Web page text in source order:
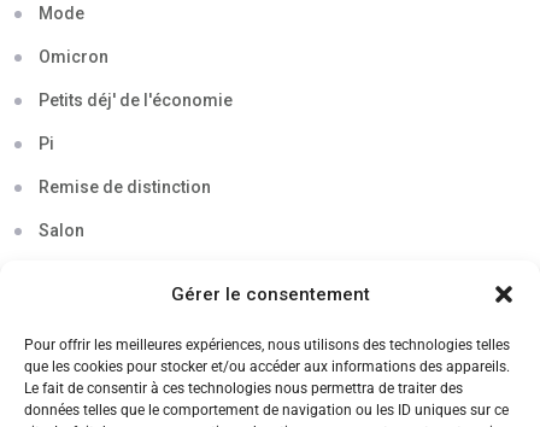
Gérer le consentement
Pour offrir les meilleures expériences, nous utilisons des technologies telles
que les cookies pour stocker et/ou accéder aux informations des appareils.
Le fait de consentir à ces technologies nous permettra de traiter des
données telles que le comportement de navigation ou les ID uniques sur ce
Mode
Omicron
Petits déj' de l'économie
Pi
Remise de distinction
Salon
Soirée
Sortie découverte